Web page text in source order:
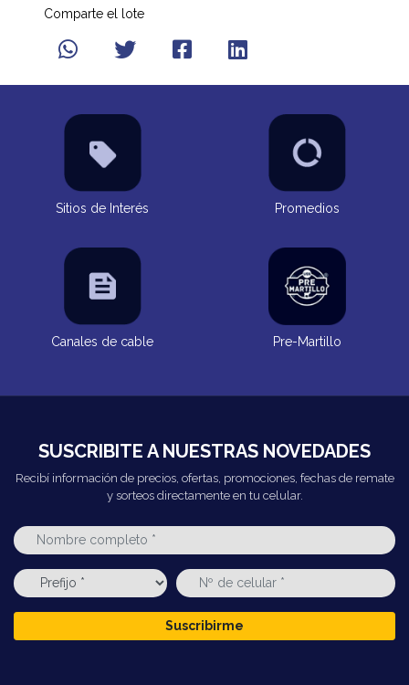
Comparte el lote
Sitios de Interés Promedios
Canales de cable Pre-Martillo
SUSCRIBITE A NUESTRAS NOVEDADES
Recibí información de precios, ofertas, promociones, fechas de remate
y sorteos directamente en tu celular.
Suscribirme